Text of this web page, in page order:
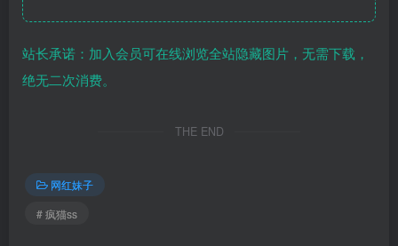
站长承诺：加入会员可在线浏览全站隐藏图片，无需下载，
绝无二次消费。
THE END
网红妹子
# 疯猫ss